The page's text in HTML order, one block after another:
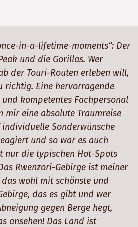
in-a-lifetime-moments“: Der
und die Gorillas. Wer
der Touri-Routen erleben will,
richtig. Eine hervorragende
kompetentes Fachpersonal
mir eine absolute Traumreise
individuelle Sonderwünsche
und so war es auch
nur die typischen Hot-Spots
Rwenzori-Gebirge ist meiner
wohl mit schönste und
das es gibt und wer
gegen Berge hegt,
ansehen! Das Land ist